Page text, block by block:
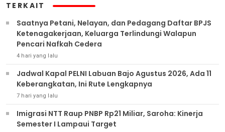
TERKAIT
Saatnya Petani, Nelayan, dan Pedagang Daftar BPJS
Ketenagakerjaan, Keluarga Terlindungi Walapun
Pencari Nafkah Cedera
4 hari yang lalu
Jadwal Kapal PELNI Labuan Bajo Agustus 2026, Ada 11
Keberangkatan, Ini Rute Lengkapnya
7 hari yang lalu
Imigrasi NTT Raup PNBP Rp21 Miliar, Saroha: Kinerja
Semester I Lampaui Target